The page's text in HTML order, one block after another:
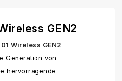
GEN2
Wireless GEN2
Generation von
hervorragende